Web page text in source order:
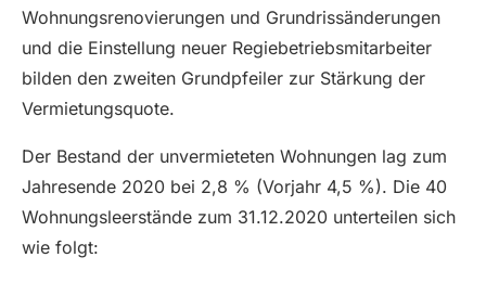
Wohnungsrenovierungen und Grundrissänderungen
und die Einstellung neuer Regiebetriebsmitarbeiter
bilden den zweiten Grundpfeiler zur Stärkung der
Vermietungsquote.
Der Bestand der unvermieteten Wohnungen lag zum
Jahresende 2020 bei 2,8 % (Vorjahr 4,5 %). Die 40
Wohnungsleerstände zum 31.12.2020 unterteilen sich
wie folgt: